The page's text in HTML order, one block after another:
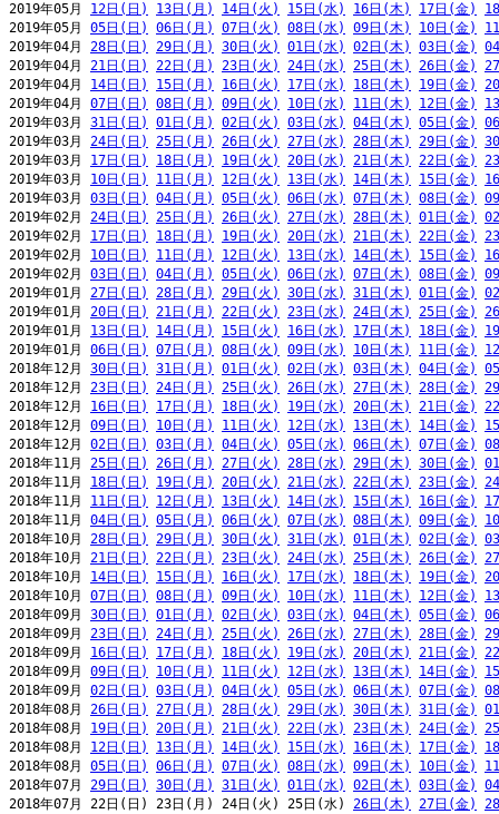
2019年05月 12日(日) 13日(月) 14日(火) 15日(水) 16日(木) 17日(金)
2019年05月 05日(日) 06日(月) 07日(火) 08日(水) 09日(木) 10日(金)
2019年04月 28日(日) 29日(月) 30日(火) 01日(水) 02日(木) 03日(金)
2019年04月 21日(日) 22日(月) 23日(火) 24日(水) 25日(木) 26日(金)
2019年04月 14日(日) 15日(月) 16日(火) 17日(水) 18日(木) 19日(金)
2019年04月 07日(日) 08日(月) 09日(火) 10日(水) 11日(木) 12日(金)
2019年03月 31日(日) 01日(月) 02日(火) 03日(水) 04日(木) 05日(金)
2019年03月 24日(日) 25日(月) 26日(火) 27日(水) 28日(木) 29日(金)
2019年03月 17日(日) 18日(月) 19日(火) 20日(水) 21日(木) 22日(金)
2019年03月 10日(日) 11日(月) 12日(火) 13日(水) 14日(木) 15日(金)
2019年03月 03日(日) 04日(月) 05日(火) 06日(水) 07日(木) 08日(金)
2019年02月 24日(日) 25日(月) 26日(火) 27日(水) 28日(木) 01日(金)
2019年02月 17日(日) 18日(月) 19日(火) 20日(水) 21日(木) 22日(金)
2019年02月 10日(日) 11日(月) 12日(火) 13日(水) 14日(木) 15日(金)
2019年02月 03日(日) 04日(月) 05日(火) 06日(水) 07日(木) 08日(金)
2019年01月 27日(日) 28日(月) 29日(火) 30日(水) 31日(木) 01日(金)
2019年01月 20日(日) 21日(月) 22日(火) 23日(水) 24日(木) 25日(金)
2019年01月 13日(日) 14日(月) 15日(火) 16日(水) 17日(木) 18日(金)
2019年01月 06日(日) 07日(月) 08日(火) 09日(水) 10日(木) 11日(金)
2018年12月 30日(日) 31日(月) 01日(火) 02日(水) 03日(木) 04日(金)
2018年12月 23日(日) 24日(月) 25日(火) 26日(水) 27日(木) 28日(金)
2018年12月 16日(日) 17日(月) 18日(火) 19日(水) 20日(木) 21日(金)
2018年12月 09日(日) 10日(月) 11日(火) 12日(水) 13日(木) 14日(金)
2018年12月 02日(日) 03日(月) 04日(火) 05日(水) 06日(木) 07日(金)
2018年11月 25日(日) 26日(月) 27日(火) 28日(水) 29日(木) 30日(金)
2018年11月 18日(日) 19日(月) 20日(火) 21日(水) 22日(木) 23日(金)
2018年11月 11日(日) 12日(月) 13日(火) 14日(水) 15日(木) 16日(金)
2018年11月 04日(日) 05日(月) 06日(火) 07日(水) 08日(木) 09日(金)
2018年10月 28日(日) 29日(月) 30日(火) 31日(水) 01日(木) 02日(金)
2018年10月 21日(日) 22日(月) 23日(火) 24日(水) 25日(木) 26日(金)
2018年10月 14日(日) 15日(月) 16日(火) 17日(水) 18日(木) 19日(金)
2018年10月 07日(日) 08日(月) 09日(火) 10日(水) 11日(木) 12日(金)
2018年09月 30日(日) 01日(月) 02日(火) 03日(水) 04日(木) 05日(金)
2018年09月 23日(日) 24日(月) 25日(火) 26日(水) 27日(木) 28日(金)
2018年09月 16日(日) 17日(月) 18日(火) 19日(水) 20日(木) 21日(金)
2018年09月 09日(日) 10日(月) 11日(火) 12日(水) 13日(木) 14日(金)
2018年09月 02日(日) 03日(月) 04日(火) 05日(水) 06日(木) 07日(金)
2018年08月 26日(日) 27日(月) 28日(火) 29日(水) 30日(木) 31日(金)
2018年08月 19日(日) 20日(月) 21日(火) 22日(水) 23日(木) 24日(金)
2018年08月 12日(日) 13日(月) 14日(火) 15日(水) 16日(木) 17日(金)
2018年08月 05日(日) 06日(月) 07日(火) 08日(水) 09日(木) 10日(金)
2018年07月 29日(日) 30日(月) 31日(火) 01日(水) 02日(木) 03日(金)
2018年07月 22日(日) 23日(月) 24日(火) 25日(水) 26日(木) 27日(金)